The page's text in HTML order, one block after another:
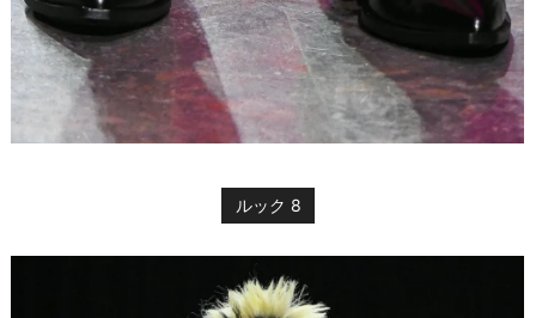
ルック 8